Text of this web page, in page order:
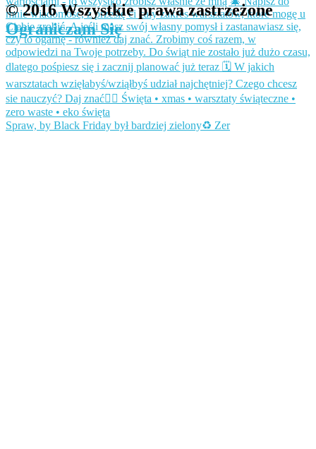
Spraw, by Black Friday był bardziej zielony♻️ Zer
© 2016 Wszystkie prawa zastrzeżone
Ograniczam Się